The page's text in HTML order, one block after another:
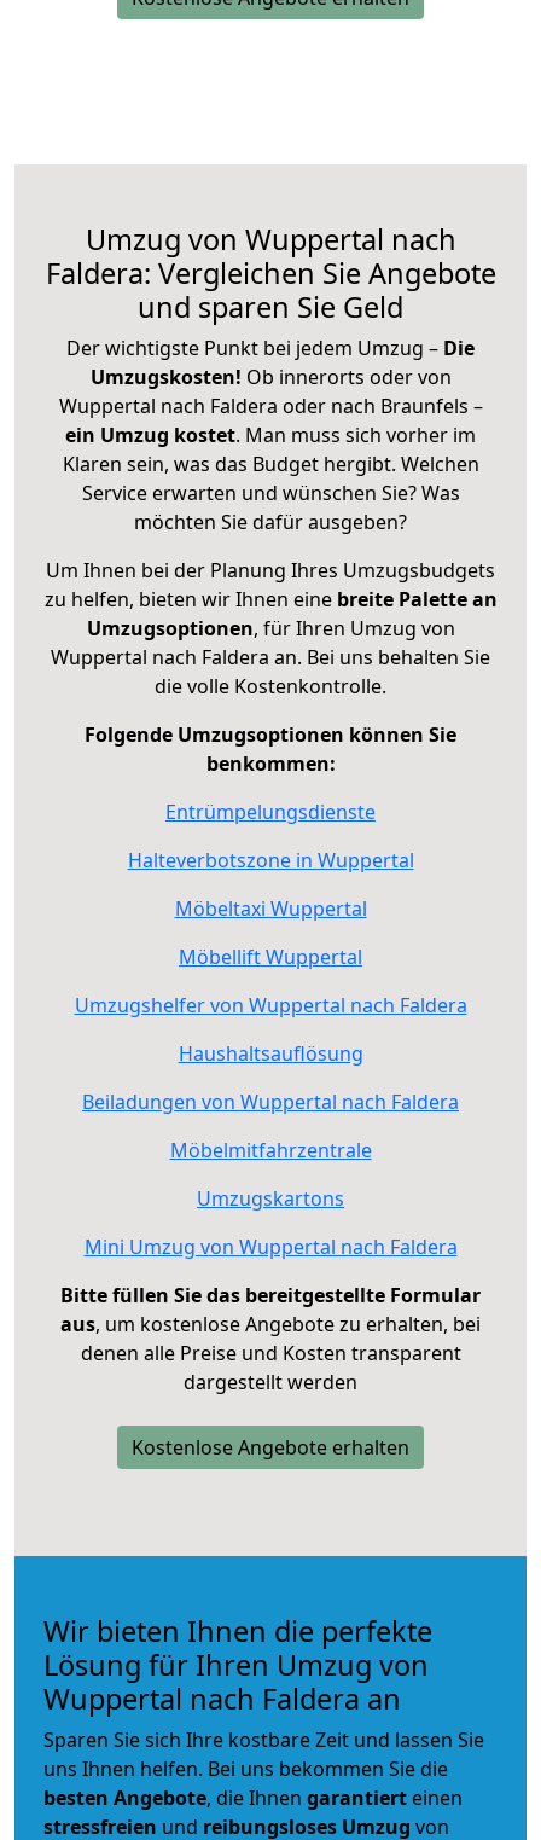
Umzug von Wuppertal nach
Faldera: Vergleichen Sie Angebote
und sparen Sie Geld
Der wichtigste Punkt bei jedem Umzug – Die
Umzugskosten! Ob innerorts oder von
Wuppertal nach Faldera oder nach Braunfels –
ein Umzug kostet. Man muss sich vorher im
Klaren sein, was das Budget hergibt. Welchen
Service erwarten und wünschen Sie? Was
möchten Sie dafür ausgeben?
Um Ihnen bei der Planung Ihres Umzugsbudgets
zu helfen, bieten wir Ihnen eine breite Palette an
Umzugsoptionen, für Ihren Umzug von
Wuppertal nach Faldera an. Bei uns behalten Sie
die volle Kostenkontrolle.
Folgende Umzugsoptionen können Sie
benkommen:
Entrümpelungsdienste
Halteverbotszone in Wuppertal
Möbeltaxi Wuppertal
Möbellift Wuppertal
Umzugshelfer von Wuppertal nach Faldera
Haushaltsauflösung
Beiladungen von Wuppertal nach Faldera
Möbelmitfahrzentrale
Umzugskartons
Mini Umzug von Wuppertal nach Faldera
Bitte füllen Sie das bereitgestellte Formular
aus, um kostenlose Angebote zu erhalten, bei
denen alle Preise und Kosten transparent
dargestellt werden
Kostenlose Angebote erhalten
Wir bieten Ihnen die perfekte
Lösung für Ihren Umzug von
Wuppertal nach Faldera an
Sparen Sie sich Ihre kostbare Zeit und lassen Sie
uns Ihnen helfen. Bei uns bekommen Sie die
besten Angebote, die Ihnen garantiert einen
stressfreien und reibungsloses Umzug von